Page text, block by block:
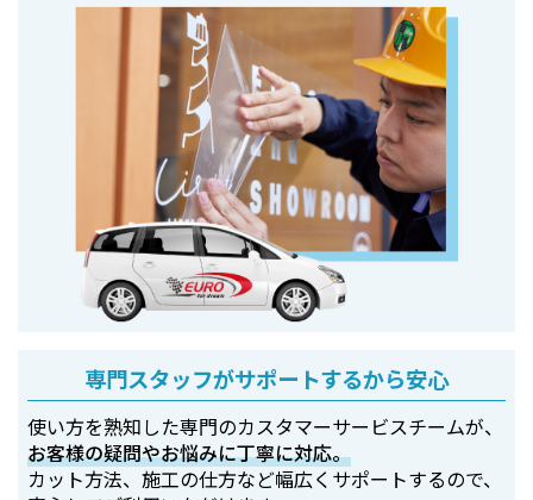
専門スタッフがサポートするから安心
使い方を熟知した専門のカスタマーサービスチームが、
お客様の疑問やお悩みに丁寧に対応。
カット方法、施工の仕方など幅広くサポートするので、